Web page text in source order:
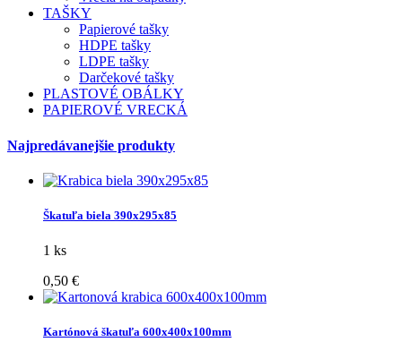
TAŠKY
Papierové tašky
HDPE tašky
LDPE tašky
Darčekové tašky
PLASTOVÉ OBÁLKY
PAPIEROVÉ VRECKÁ
Najpredávanejšie produkty
Škatuľa biela 390x295x85
1 ks
0,50 €
Kartónová škatuľa 600x400x100mm